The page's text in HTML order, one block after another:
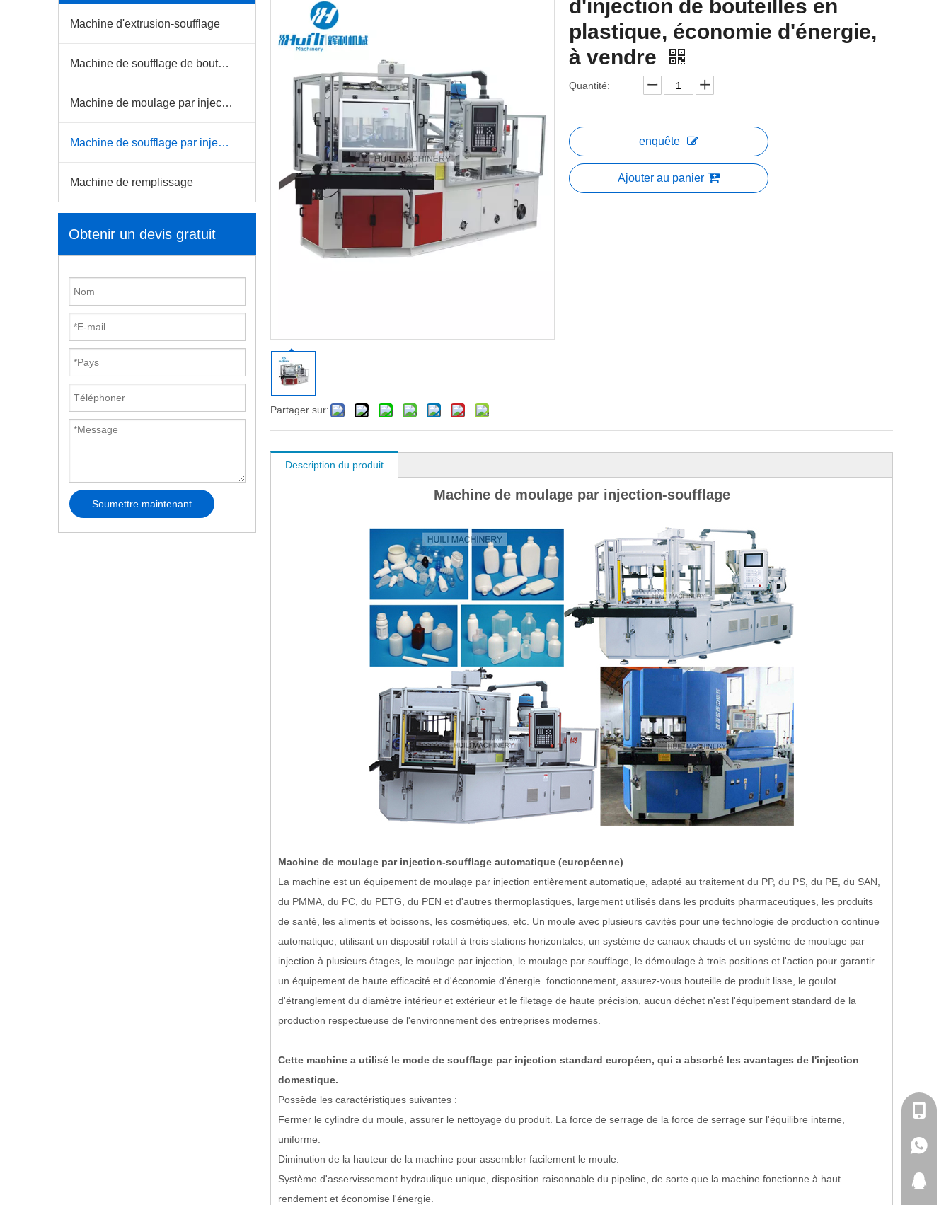
Machine d'extrusion-soufflage
Machine de soufflage de bouteilles pour animaux de compagnie
Machine de moulage par injection
Machine de soufflage par injection
Machine de remplissage
Obtenir un devis gratuit
Soumettre maintenant
Partager sur:
d'injection de bouteilles en
plastique, économie d'énergie,
à vendre
Quantité:
enquête
Ajouter au panier
Description du produit
Machine de moulage par injection-soufflage
Machine de moulage par injection-soufflage automatique (européenne)
La machine est un équipement de moulage par injection entièrement automatique, adapté au traitement du PP, du PS, du PE, du SAN,
du PMMA, du PC, du PETG, du PEN et d'autres thermoplastiques, largement utilisés dans les produits pharmaceutiques, les produits
de santé, les aliments et boissons, les cosmétiques, etc. Un moule avec plusieurs cavités pour une technologie de production continue
automatique, utilisant un dispositif rotatif à trois stations horizontales, un système de canaux chauds et un système de moulage par
injection à plusieurs étages, le moulage par injection, le moulage par soufflage, le démoulage à trois positions et l'action pour garantir
un équipement de haute efficacité et d'économie d'énergie. fonctionnement, assurez-vous bouteille de produit lisse, le goulot
d'étranglement du diamètre intérieur et extérieur et le filetage de haute précision, aucun déchet n'est l'équipement standard de la
production respectueuse de l'environnement des entreprises modernes.
Cette machine a utilisé le mode de soufflage par injection standard européen, qui a absorbé les avantages de l'injection
domestique.
Possède les caractéristiques suivantes :
Fermer le cylindre du moule, assurer le nettoyage du produit. La force de serrage de la force de serrage sur l'équilibre interne,
uniforme.
Diminution de la hauteur de la machine pour assembler facilement le moule.
Système d'asservissement hydraulique unique, disposition raisonnable du pipeline, de sorte que la machine fonctionne à haut
rendement et économise l'énergie.
+86-
+86-